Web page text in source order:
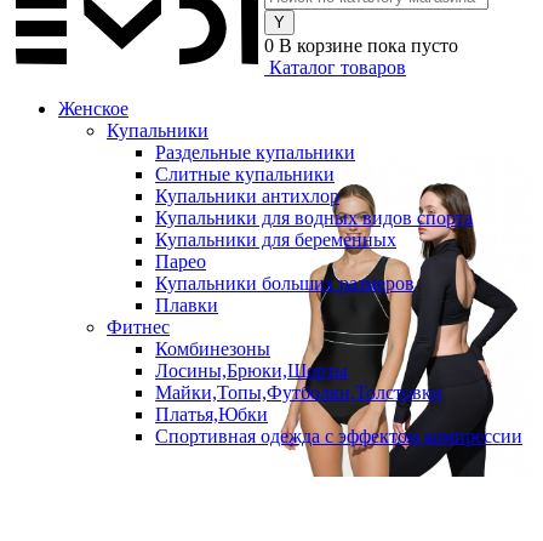
0 В корзине пока пусто
Каталог товаров
Женское
Купальники
Раздельные купальники
Слитные купальники
Купальники антихлор
Купальники для водных видов спорта
Купальники для беременных
Парео
Купальники больших размеров
Плавки
Фитнес
Комбинезоны
Лосины,Брюки,Шорты
Майки,Топы,Футболки,Толстовки
Платья,Юбки
Спортивная одежда с эффектом компрессии